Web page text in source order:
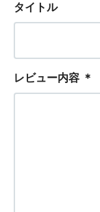
タイトル
レビュー内容 ＊